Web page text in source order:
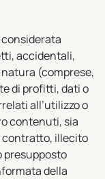
accidentali,
(comprese,
di profitti, dati o
all’utilizzo o
contenuti, sia
contratto, illecito
presupposto
della